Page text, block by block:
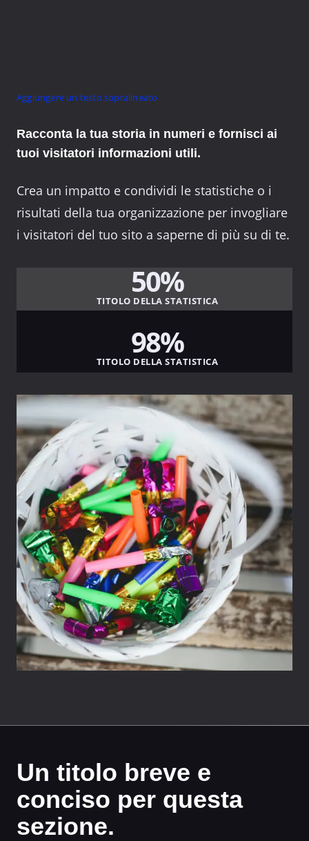
Aggiungere un testo sopralineato
Racconta la tua storia in numeri e fornisci ai
tuoi visitatori informazioni utili.
Crea un impatto e condividi le statistiche o i
risultati della tua organizzazione per invogliare
i visitatori del tuo sito a saperne di più su di te.
50%
TITOLO DELLA STATISTICA
98%
TITOLO DELLA STATISTICA
Un titolo breve e
conciso per questa
sezione.